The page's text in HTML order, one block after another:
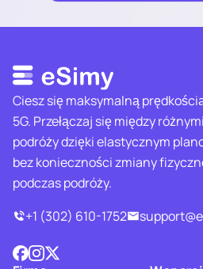
Ciesz się maksymalną
5G. Przełączaj się między
podróży dzięki elastycznym
bez konieczności zmiany
podczas podróży.
+1 (302) 610-1752